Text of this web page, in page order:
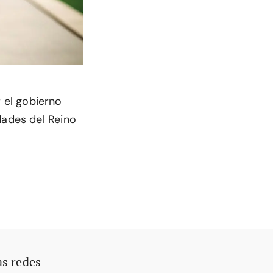
gobierno
del Reino
redes